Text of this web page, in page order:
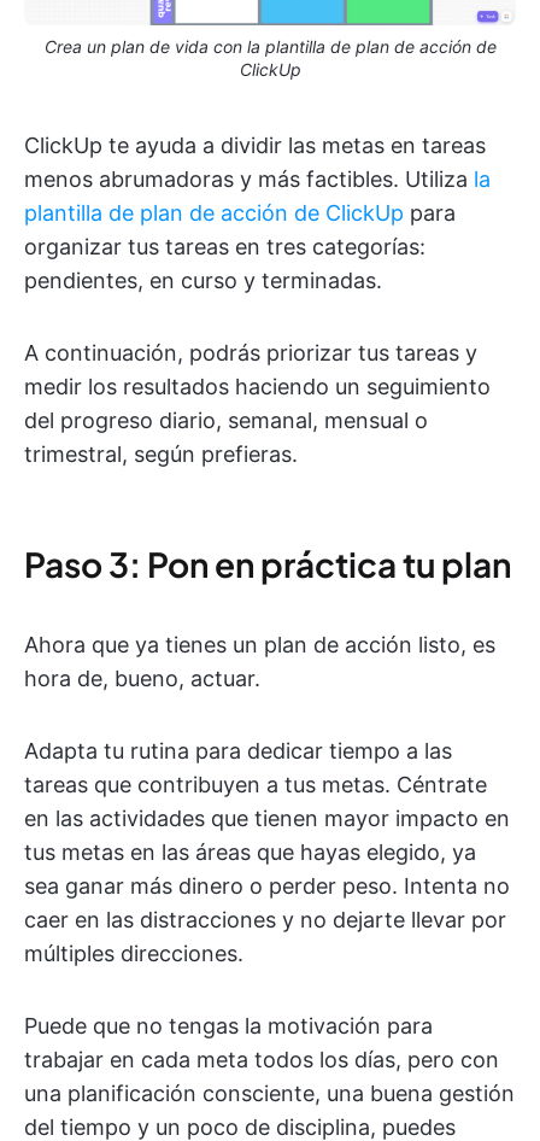
Crea un plan de vida con la plantilla de plan de acción de
ClickUp
ClickUp te ayuda a dividir las metas en tareas
menos abrumadoras y más factibles. Utiliza la
plantilla de plan de acción de ClickUp para
organizar tus tareas en tres categorías:
pendientes, en curso y terminadas.
A continuación, podrás priorizar tus tareas y
medir los resultados haciendo un seguimiento
del progreso diario, semanal, mensual o
trimestral, según prefieras.
Paso 3: Pon en práctica tu plan
Ahora que ya tienes un plan de acción listo, es
hora de, bueno, actuar.
Adapta tu rutina para dedicar tiempo a las
tareas que contribuyen a tus metas. Céntrate
en las actividades que tienen mayor impacto en
tus metas en las áreas que hayas elegido, ya
sea ganar más dinero o perder peso. Intenta no
caer en las distracciones y no dejarte llevar por
múltiples direcciones.
Puede que no tengas la motivación para
trabajar en cada meta todos los días, pero con
una planificación consciente, una buena gestión
del tiempo y un poco de disciplina, puedes